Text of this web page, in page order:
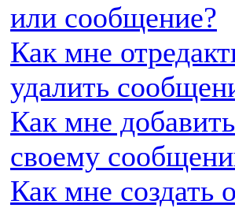
или сообщение?
Как мне
удалить
Как мне
своему
Как мне создать